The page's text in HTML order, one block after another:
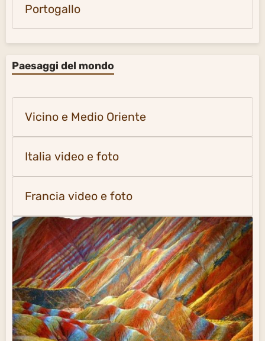
Portogallo
Paesaggi del mondo
Vicino e Medio Oriente
Italia video e foto
Francia video e foto